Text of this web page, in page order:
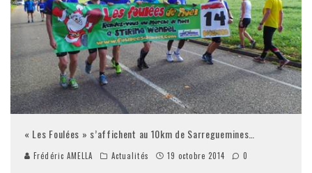
« Les Foulées » s’affichent au 10km de Sarreguemines…
Frédéric AMELLA Actualités 19 octobre 2014 0